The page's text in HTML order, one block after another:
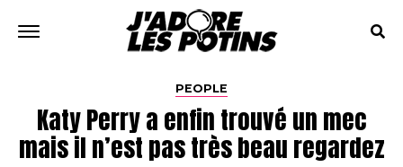
PEOPLE
Katy Perry a enfin trouvé un mec
mais il n’est pas très beau regardez